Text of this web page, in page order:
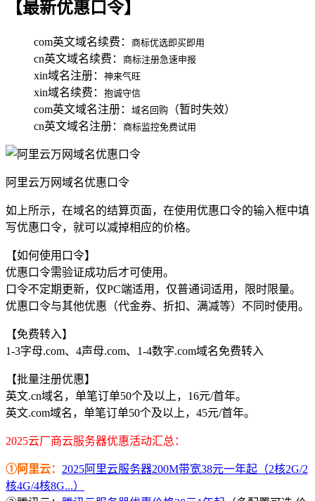
【最新优惠口令】
com英文域名续费： 商标优选即买即用
cn英文域名续费： 商标注册急速申报
xin域名注册： 神来气旺
xin域名续费： 抱诚守信
com英文域名注册： 域名回购 （暂时失效）
cn英文域名注册： 商标监控免费试用
阿里云万网域名优惠口令
如上所示，在域名的结算页面，在使用优惠口令的输入框中填
写优惠口令，就可以减掉相应的价格。
【如何使用口令】
优惠口令需验证成功后才可使用。
口令不定期更新，仅PC端适用，仅普通词适用，限时限量。
优惠口令与其他优惠（代金券、折扣、满减等）不同时使用。
【免费转入】
1-3字母.com、4声母.com、1-4数字.com域名免费转入
【批量注册优惠】
英文.cn域名，单笔订单50个及以上，16元/首年。
英文.com域名，单笔订单50个及以上，45元/首年。
2025云厂商云服务器优惠活动汇总：
①阿里云： 2025阿里云服务器200M带宽38元一年起（2核2G/2
核4G/4核8G...）